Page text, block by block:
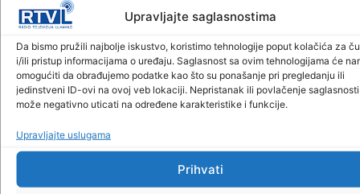
Upravljajte saglasnostima
Da bismo pružili najbolje iskustvo, koristimo tehnologije poput kolačića za
i/ili pristup informacijama o uređaju. Saglasnost sa ovim tehnologijama će
omogućiti da obrađujemo podatke kao što su ponašanje pri pregledanju ili
jedinstveni ID-ovi na ovoj veb lokaciji. Nepristanak ili povlačenje saglasnosti
može negativno uticati na određene karakteristike i funkcije.
Upravljajte uslugama
Prihvati
sedam dana.
Kortikosteroidi i antihistaminici:
rinitisa i kroničnog sinusitisa, liječnici često propisuju
kortikosteroide u obliku nazalnih sprejeva ili kapi.
Antihistaminici se također preporučuju ako je
dekongestiva, ovi lijekovi djeluju na uzrok upale, a ne